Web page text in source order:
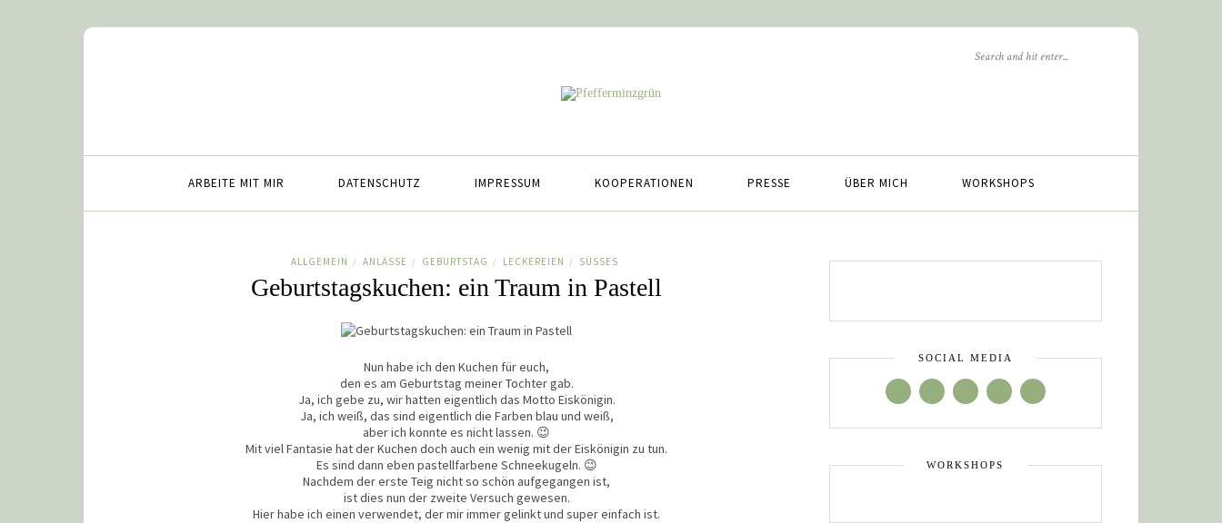
ARBEITE MIT MIR DATENSCHUTZ IMPRESSUM KOOPERATIONEN PRESSE ÜBER MICH WORKSHOPS
ALLGEMEIN / ANLÄSSE / GEBURTSTAG / LECKEREIEN / SÜSSES
Geburtstagskuchen: ein Traum in Pastell
Nun habe ich den Kuchen für euch,
den es am Geburtstag meiner Tochter gab.
Ja, ich gebe zu, wir hatten eigentlich das Motto Eiskönigin.
Ja, ich weiß, das sind eigentlich die Farben blau und weiß,
aber ich konnte es nicht lassen. 😉
Mit viel Fantasie hat der Kuchen doch auch ein wenig mit der Eiskönigin zu tun.
Es sind dann eben pastellfarbene Schneekugeln. 😉
Nachdem der erste Teig nicht so schön aufgegangen ist,
ist dies nun der zweite Versuch gewesen.
Hier habe ich einen verwendet, der mir immer gelinkt und super einfach ist.
SOCIAL MEDIA
WORKSHOPS